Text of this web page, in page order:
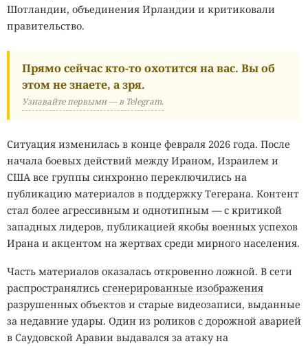
Шотландии, объединения Ирландии и критиковали
правительство.
Прямо сейчас кто-то охотится на вас. Вы об
этом не знаете, а зря.
Узнавайте первыми — в Telegram.
Ситуация изменилась в конце февраля 2026 года. После
начала боевых действий между Ираном, Израилем и
США все группы синхронно переключились на
публикацию материалов в поддержку Тегерана. Контент
стал более агрессивным и однотипным — с критикой
западных лидеров, публикацией якобы военных успехов
Ирана и акцентом на жертвах среди мирного населения.
Часть материалов оказалась откровенно ложной. В сети
распространялись сгенерированные изображения
разрушенных объектов и старые видеозаписи, выданные
за недавние удары. Один из роликов с дорожной аварией
в Саудовской Аравии выдавался за атаку на